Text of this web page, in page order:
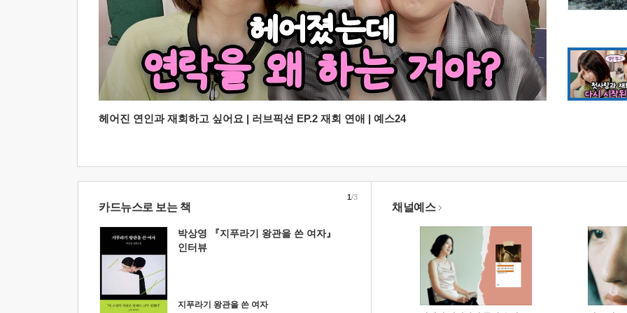
헤어진 연인과 재회하고 싶어요 | 러브픽션 EP.2 재회 연애 | 예스24
카드뉴스로 보는 책
박상영 『지푸라기 왕관을 쓴 여자』
인터뷰
지푸라기 왕관을 쓴 여자
1/3
채널예스